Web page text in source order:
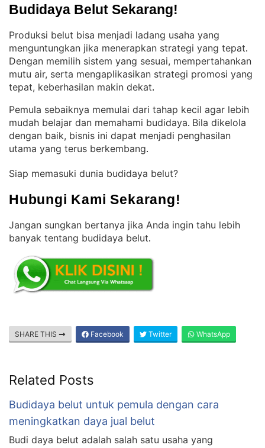
Budidaya Belut Sekarang!
Produksi belut bisa menjadi ladang usaha yang
menguntungkan jika menerapkan strategi yang tepat
Dengan memilih sistem yang sesuai, mempertahankan
mutu air, serta mengaplikasikan strategi promosi yang
tepat, keberhasilan makin dekat.
Pemula sebaiknya memulai dari tahap kecil agar lebih
mudah belajar dan memahami budidaya. Bila dikelola
dengan baik, bisnis ini dapat menjadi penghasilan
utama yang terus berkembang.
Siap memasuki dunia budidaya belut?
Hubungi Kami Sekarang!
Jangan sungkan bertanya jika Anda ingin tahu lebih
banyak tentang budidaya belut.
SHARE THIS Facebook Twitter WhatsApp
Related Posts
Budidaya belut untuk pemula dengan cara
meningkatkan daya jual belut
Budi daya belut adalah salah satu usaha yang